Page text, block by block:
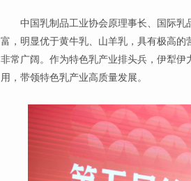
中国乳制品工业协会原理事长、国际乳
富，明显优于黄牛乳、山羊乳，具有极高
非常广阔。作为特色乳产业排头兵，伊犁
用，带领特色乳产业高质量发展。